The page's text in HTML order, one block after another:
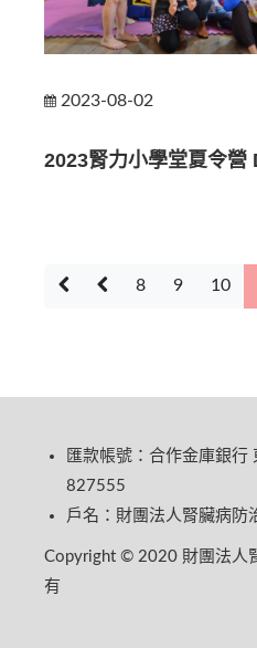
2023-08-02
2023腎力小學堂夏令營
8 9 10
匯款帳號：合作金庫銀
827555
戶名：財團法人腎臟病防
Copyright © 2020 財團法人
有